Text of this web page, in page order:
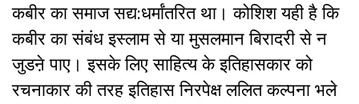
कबीर का समाज सद्य:धर्मांतरित था। कोशिश यही है कि
कबीर का संबंध इस्लाम से या मुसलमान बिरादरी से न
जुडऩे पाए। इसके लिए साहित्य के इतिहासकार को
रचनाकार की तरह इतिहास निरपेक्ष ललित कल्पना भले